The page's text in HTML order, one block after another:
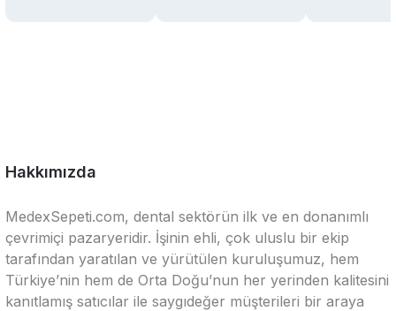
Hakkımızda
MedexSepeti.com, dental sektörün ilk ve en donanımlı
çevrimiçi pazaryeridir. İşinin ehli, çok uluslu bir ekip
tarafından yaratılan ve yürütülen kuruluşumuz, hem
Türkiye’nin hem de Orta Doğu’nun her yerinden kalitesini
kanıtlamış satıcılar ile saygıdeğer müşterileri bir araya